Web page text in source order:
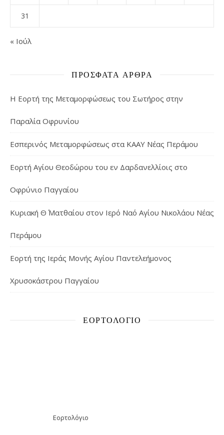
31
« Ιούλ
ΠΡΌΣΦΑΤΑ ΆΡΘΡΑ
Η Εορτή της Μεταμορφώσεως του Σωτήρος στην
Παραλία Οφρυνίου
Εσπερινός Μεταμορφώσεως στα ΚΑΑΥ Νέας Περάμου
Εορτή Αγίου Θεοδώρου του εν Δαρδανελλίοις στο
Οφρύνιο Παγγαίου
Κυριακή Θ΄ Ματθαίου στον Ιερό Ναό Αγίου Νικολάου Νέας
Περάμου
Εορτή της Ιεράς Μονής Αγίου Παντελεήμονος
Χρυσοκάστρου Παγγαίου
ΕΟΡΤΟΛΌΓΙΟ
Εορτολόγιο